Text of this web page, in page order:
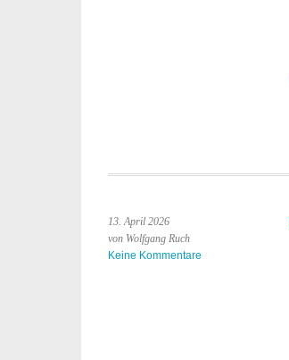
13. April 2026
von Wolfgang Ruch
Keine Kommentare